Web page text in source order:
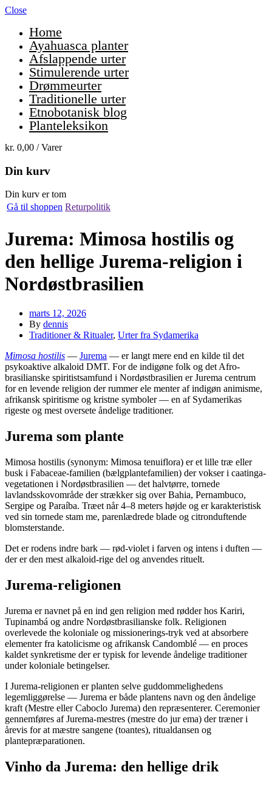
Close
Home
Ayahuasca planter
Afslappende urter
Stimulerende urter
Drømmeurter
Traditionelle urter
Etnobotanisk blog
Planteleksikon
kr. 0,00 / Varer
Din kurv
Din kurv er tom
Gå til shoppen Returpolitik
Jurema: Mimosa hostilis og
den hellige Jurema-religion i
Nordøstbrasilien
marts 12, 2026
By dennis
Traditioner & Ritualer, Urter fra Sydamerika
Mimosa hostilis — Jurema — er langt mere end en kilde til det
psykoaktive alkaloid DMT. For de indigøne folk og det Afro-
brasilianske spiritistsamfund i Nordøstbrasilien er Jurema centrum
for en levende religion der rummer ele menter af indigøn animisme,
afrikansk spiritisme og kristne symboler — en af Sydamerikas
rigeste og mest oversete åndelige traditioner.
Jurema som plante
Mimosa hostilis (synonym: Mimosa tenuiflora) er et lille træ eller
busk i Fabaceae-familien (bælgplantefamilien) der vokser i caatinga-
vegetationen i Nordøstbrasilien — det halvtørre, tornede
lavlandsskovområde der strækker sig over Bahia, Pernambuco,
Sergipe og Paraíba. Træet når 4–8 meters højde og er karakteristisk
ved sin tornede stam me, parenlædrede blade og citronduftende
blomsterstande.
Det er rodens indre bark — rød-violet i farven og intens i duften —
der er den mest alkaloid-rige del og anvendes rituelt.
Jurema-religionen
Jurema er navnet på en ind gen religion med rødder hos Kariri,
Tupinambá og andre Nordøstbrasilianske folk. Religionen
overlevede the koloniale og missionerings-tryk ved at absorbere
elementer fra katolicisme og afrikansk Candomblé — en proces
kaldet synkretisme der er typisk for levende åndelige traditioner
under koloniale betingelser.
I Jurema-religionen er planten selve guddommelighedens
legemliggørelse — Jurema er både plantens navn og den åndelige
kraft (Mestre eller Caboclo Jurema) den repræsenterer. Ceremonier
gennemføres af Jurema-mestres (mestre do jur ema) der træner i
årevis for at mæstre sangene (toantes), ritualdansen og
plantepræparationen.
Vinho da Jurema: den hellige drik